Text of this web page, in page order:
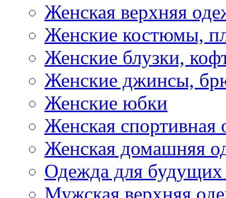
Женская верхняя
Женские костюмы,
Женские блузки,
Женские джинсы,
Женские юбки
Женская спортивная
Женская домашняя
Одежда для
Мужская верхняя